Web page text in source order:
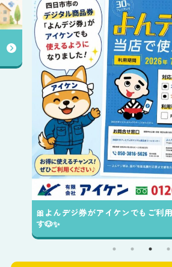
🎀よんデジ券がアイケンでもご利
す🐶✨️